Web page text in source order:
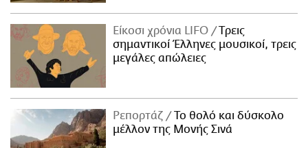
Είκοσι χρόνια LIFO
Tρεις
σημαντικοί Έλληνες μουσικοί, τρεις
μεγάλες απώλειες
Ρεπορτάζ
Το θολό και δύσκολο
μέλλον της Μονής Σινά